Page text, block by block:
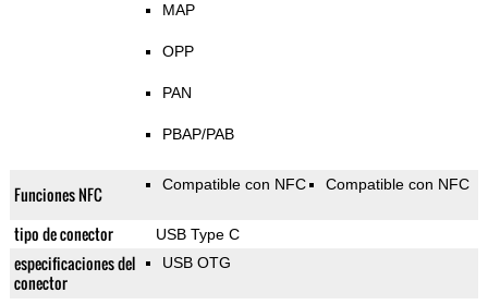
MAP
OPP
PAN
PBAP/PAB
Funciones NFC Compatible con NFC Compatible con NFC
tipo de conector USB Type C
especificaciones del
conector
USB OTG